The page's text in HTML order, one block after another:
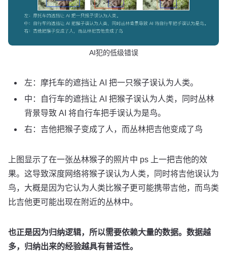
AI犯的低级错误
左：摩托车的遮挡让 AI 把一只猴子误认为人类。
中：自行车的遮挡让 AI 把猴子误认为人类，同时丛林
背景导致 AI 将自行车把手误认为是鸟。
右：吉他把猴子变成了人，而丛林把吉他变成了鸟
上图显示了在一张丛林猴子的照片中 ps 上一把吉他的效
果。这导致深度网络将猴子误认为人类，同时将吉他误认为
鸟，大概是因为它认为人类比猴子更可能携带吉他，而鸟类
比吉他更可能出现在附近的丛林中。
也正是因为归纳逻辑，所以需要依赖大量的数据。数据越
多，归纳出来的经验越具有普适性。